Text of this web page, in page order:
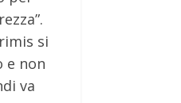
si
e non
va